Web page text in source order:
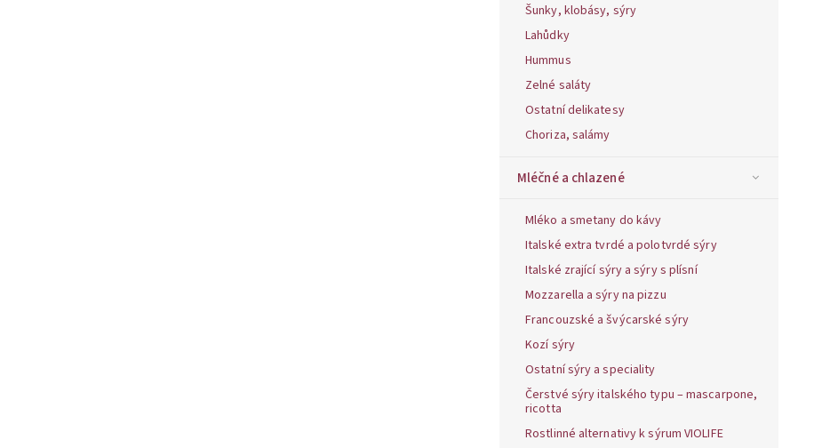
Šunky, klobásy, sýry
Lahůdky
Hummus
Zelné saláty
Ostatní delikatesy
Choriza, salámy
Mléčné a chlazené
Mléko a smetany do kávy
Italské extra tvrdé a polotvrdé sýry
Italské zrající sýry a sýry s plísní
Mozzarella a sýry na pizzu
Francouzské a švýcarské sýry
Kozí sýry
Ostatní sýry a speciality
Čerstvé sýry italského typu – mascarpone,
ricotta
Rostlinné alternativy k sýrum VIOLIFE